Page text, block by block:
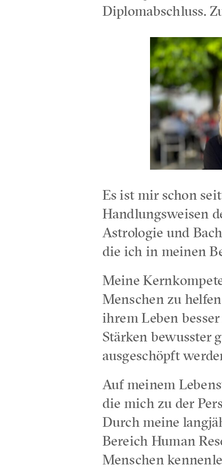
Diplomabschluss.
Es ist mir schon
Handlungsweisen
Astrologie und
die ich in meinen
Meine
Menschen zu
ihrem Leben
Stärken bewusster
ausgeschöpft
Auf meinem
die mich zu der
Durch meine
Bereich Human
Menschen